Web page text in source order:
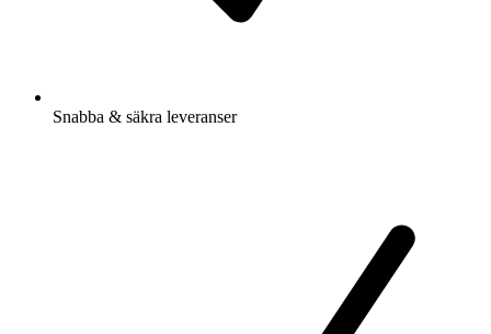
Snabba & säkra leveranser